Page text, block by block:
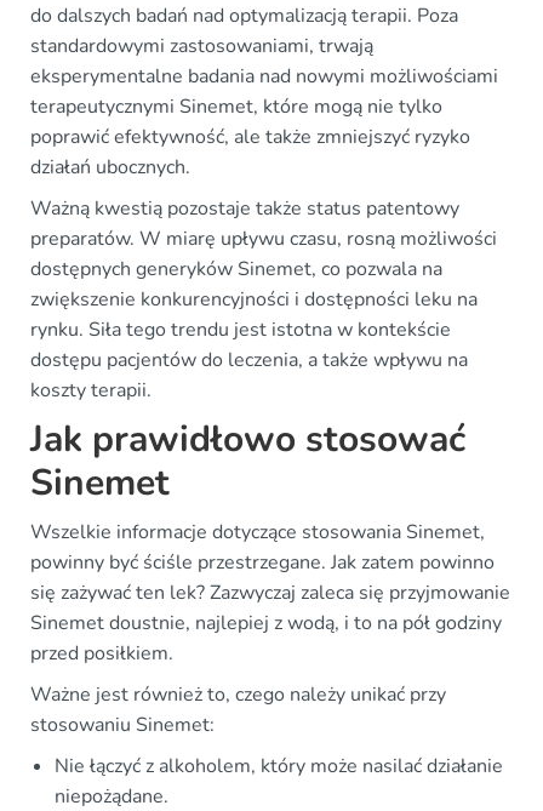
do dalszych badań nad optymalizacją terapii. Poza
standardowymi zastosowaniami, trwają
eksperymentalne badania nad nowymi możliwościami
terapeutycznymi Sinemet, które mogą nie tylko
poprawić efektywność, ale także zmniejszyć ryzyko
działań ubocznych.
Ważną kwestią pozostaje także status patentowy
preparatów. W miarę upływu czasu, rosną możliwości
dostępnych generyków Sinemet, co pozwala na
zwiększenie konkurencyjności i dostępności leku na
rynku. Siła tego trendu jest istotna w kontekście
dostępu pacjentów do leczenia, a także wpływu na
koszty terapii.
Jak prawidłowo stosować
Sinemet
Wszelkie informacje dotyczące stosowania Sinemet,
powinny być ściśle przestrzegane. Jak zatem powinno
się zażywać ten lek? Zazwyczaj zaleca się przyjmowanie
Sinemet doustnie, najlepiej z wodą, i to na pół godziny
przed posiłkiem.
Ważne jest również to, czego należy unikać przy
stosowaniu Sinemet:
Nie łączyć z alkoholem, który może nasilać działanie
niepożądane.